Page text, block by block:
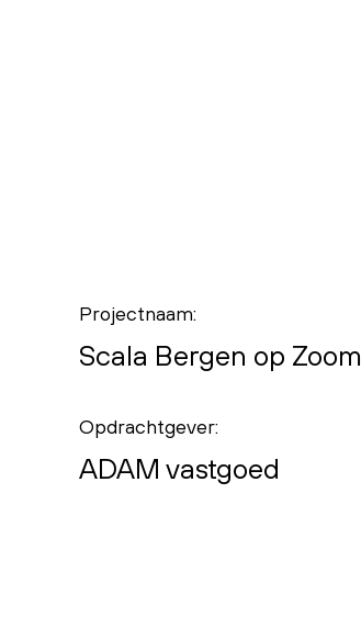
Projectnaam:
Scala Bergen op Zoom
Opdrachtgever:
ADAM vastgoed